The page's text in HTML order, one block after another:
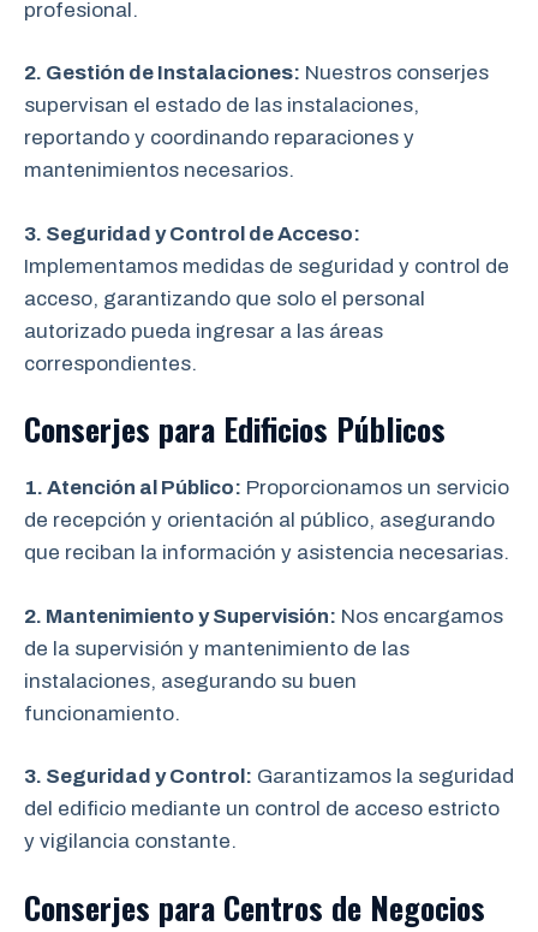
profesional.
2. Gestión de Instalaciones: Nuestros conserjes
supervisan el estado de las instalaciones,
reportando y coordinando reparaciones y
mantenimientos necesarios.
3. Seguridad y Control de Acceso:
Implementamos medidas de seguridad y control de
acceso, garantizando que solo el personal
autorizado pueda ingresar a las áreas
correspondientes.
Conserjes para Edificios Públicos
1. Atención al Público: Proporcionamos un servicio
de recepción y orientación al público, asegurando
que reciban la información y asistencia necesarias.
2. Mantenimiento y Supervisión: Nos encargamos
de la supervisión y mantenimiento de las
instalaciones, asegurando su buen
funcionamiento.
3. Seguridad y Control: Garantizamos la seguridad
del edificio mediante un control de acceso estricto
y vigilancia constante.
Conserjes para Centros de Negocios